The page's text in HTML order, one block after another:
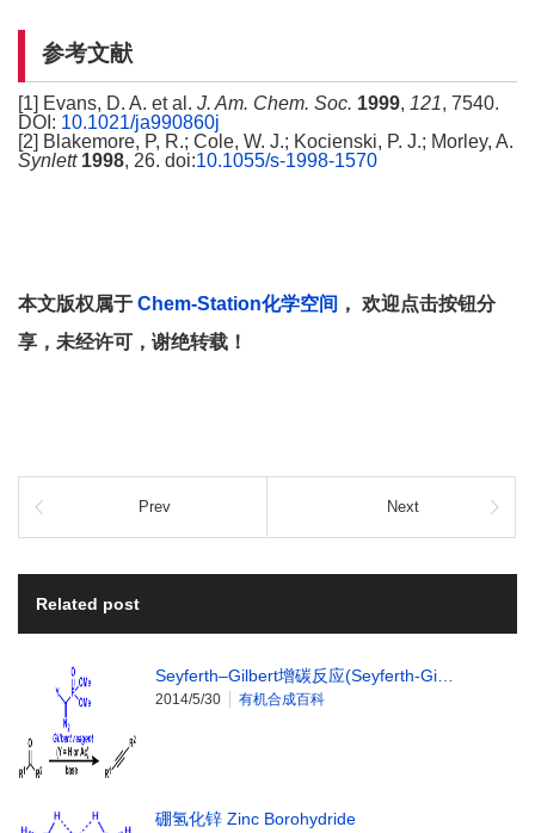
参考文献
[1] Evans, D. A. et al. J. Am. Chem. Soc. 1999, 121, 7540.
DOI: 10.1021/ja990860j
[2] Blakemore, P, R.; Cole, W. J.; Kocienski, P. J.; Morley, A.
Synlett 1998, 26. doi:10.1055/s-1998-1570
本文版权属于 Chem-Station化学空间 ， 欢迎点击按钮分
享，未经许可，谢绝转载！
Prev Next
Related post
Seyferth–Gilbert增碳反应(Seyferth-Gi…
2014/5/30 有机合成百科
硼氢化锌 Zinc Borohydride